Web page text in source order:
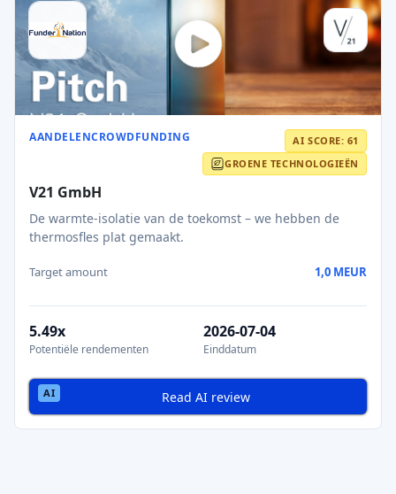
AANDELENCROWDFUNDING
AI SCORE: 61
GROENE TECHNOLOGIEËN
V21 GmbH
De warmte-isolatie van de toekomst – we hebben de
thermosfles plat gemaakt.
Target amount 1,0 MEUR
5.49x
Potentiële rendementen
2026-07-04
Einddatum
Read AI review